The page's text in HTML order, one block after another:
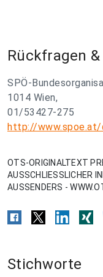
Rückfragen
SPÖ-
1014 Wien,
01/53427-275
http://www.spoe.at/
OTS-ORIGINALTEXT
AUSSCHLIESSLICHER
AUSSENDERS -
Stichworte